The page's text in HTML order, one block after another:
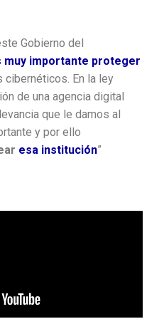
Gobierno del
muy importante proteger
cibernéticos. En la ley
de una agencia digital
que le damos al
y por ello
esa institución”